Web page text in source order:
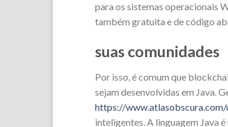
para os sistemas operacionais
também gratuita e de código
suas comunidades
Por isso, é comum que
sejam desenvolvidas em Java.
https://
inteligentes. A linguagem Java